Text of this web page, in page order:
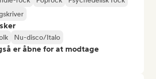
Nu-disco/Italo
er åbne for at modtage